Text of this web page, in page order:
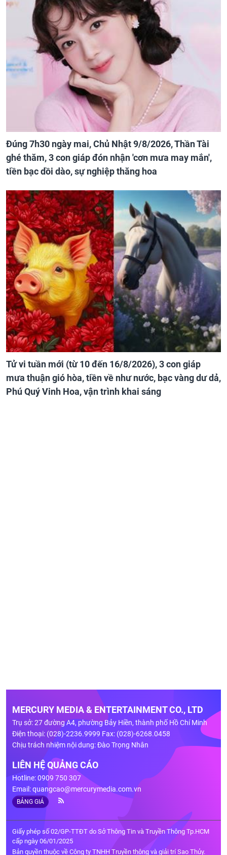
Đúng 7h30 ngày mai, Chủ Nhật 9/8/2026, Thần Tài
ghé thăm, 3 con giáp đón nhận 'cơn mưa may mắn',
tiền bạc dồi dào, sự nghiệp thăng hoa
Tử vi tuần mới (từ 10 đến 16/8/2026), 3 con giáp
mưa thuận gió hòa, tiền về như nước, bạc vàng dư dả,
Phú Quý Vinh Hoa, vận trình khai sáng
MERCURY MEDIA & ENTERTAINMENT CO., LTD
Trụ sở: 27 đường A4, phường Bảy Hiền, thành phố Hồ Chí Minh
Điện thoại: (028)-2236.9999 Fax: (028)-6268.0458
Chịu trách nhiệm nội dung: Đào Trọng Nhân
LIÊN HỆ QUẢNG CÁO
Hotline: 0909 750 307
Email:quangcao@mercurymedia.com.vn
BẢNG GIÁ
Giấy phép số 02/GP-TTĐT do Sở Thông Tin và Truyền Thông Tp.HCM
cấp ngày 06/01/2025
Bản quyền thuộc về Công ty TNHH Truyền thông và giải trí Sao Thủy.